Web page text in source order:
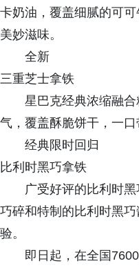
卡奶油，覆盖细腻的可
美妙滋味。
全新
三重芝士拿铁
星巴克经典浓缩融
气，覆盖酥脆饼干，一
经典限时回归
比利时黑巧拿铁
广受好评的比利时
巧碎和特制的比利时黑
验。
即日起，在全国